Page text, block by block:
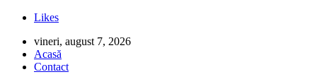
Likes
vineri, august 7, 2026
Acasă
Contact